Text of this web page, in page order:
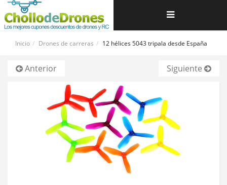
Navegación
Inicio Drones de carreras 12 hélices 5043 tripala desde España
Anterior Siguiente